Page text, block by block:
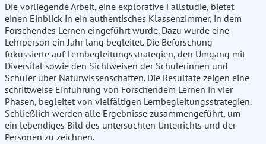
Die vorliegende Arbeit, eine explorative Fallstudie, bietet
einen Einblick in ein authentisches Klassenzimmer, in dem
Forschendes Lernen eingeführt wurde. Dazu wurde eine
Lehrperson ein Jahr lang begleitet. Die Beforschung
fokussierte auf Lernbegleitungsstrategien, den Umgang mit
Diversität sowie den Sichtweisen der Schülerinnen und
Schüler über Naturwissenschaften. Die Resultate zeigen eine
schrittweise Einführung von Forschendem Lernen in vier
Phasen, begleitet von vielfältigen Lernbegleitungsstrategien.
Schließlich werden alle Ergebnisse zusammengeführt, um
ein lebendiges Bild des untersuchten Unterrichts und der
Personen zu zeichnen.